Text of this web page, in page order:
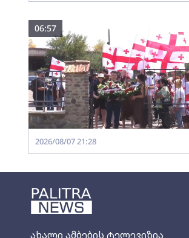
ახალი ამბების ტელევიზია
06:57
2026/08/07 21:28